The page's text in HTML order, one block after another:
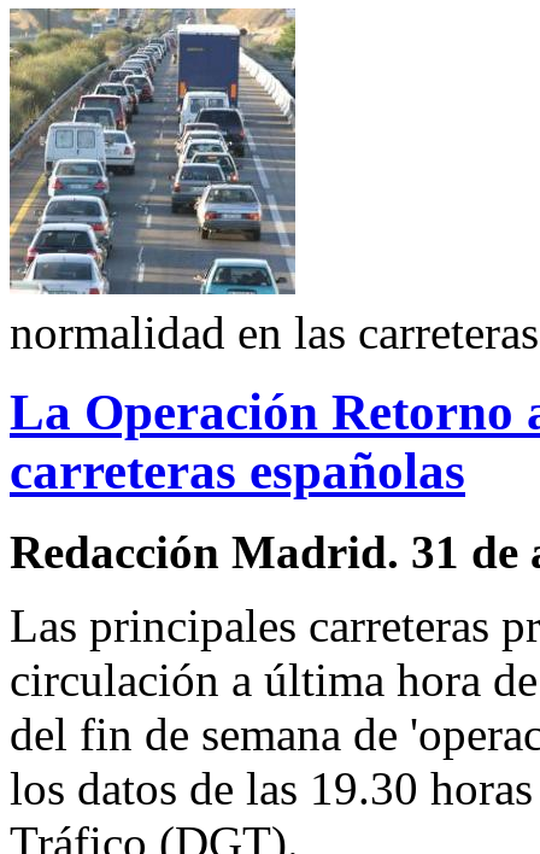
normalidad en las carreteras
La Operación Retorno
carreteras españolas
Redacción Madrid. 31 de
Las principales carreteras
circulación a última hora
del fin de semana de
los datos de las 19.30
Tráfico (DGT).